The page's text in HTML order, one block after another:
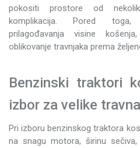
pokositi prostore od
komplikacija. Pored toga,
prilagođavanja visine
oblikovanje travnjaka prema
Benzinski traktori
izbor za velike
Pri izboru benzinskog traktora
na snagu motora, širinu